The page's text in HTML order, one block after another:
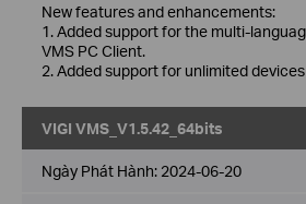
New features and enhancements:
1. Added support for the multi-
VMS PC Client.
2. Added support for unlimited
VIGI VMS_V1.5.42_64bits
Ngày Phát Hành: 2024-06-20